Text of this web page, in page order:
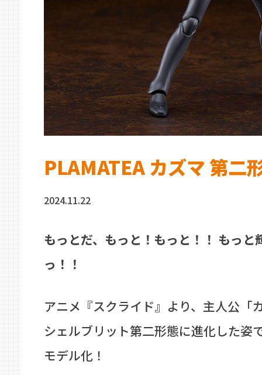
PLAMATEA カズマ 第二
2024.11.22
もっとだ、もっと！もっと！！ もっと
っ！！
アニメ『スクライド』より、主人公「
シェルブリット第二形態に進化した姿
モデル化！